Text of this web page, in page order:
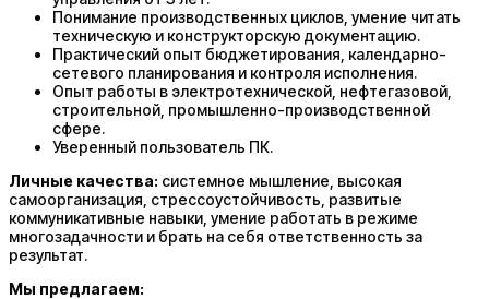
Понимание производственных циклов, умение читать
техническую и конструкторскую документацию.
Практический опыт бюджетирования, календарно-
сетевого планирования и контроля исполнения.
Опыт работы в электротехнической, нефтегазовой,
строительной, промышленно-производственной
сфере.
Уверенный пользователь ПК.
Личные качества: системное мышление, высокая
самоорганизация, стрессоустойчивость, развитые
коммуникативные навыки, умение работать в режиме
многозадачности и брать на себя ответственность за
результат.
Мы предлагаем: